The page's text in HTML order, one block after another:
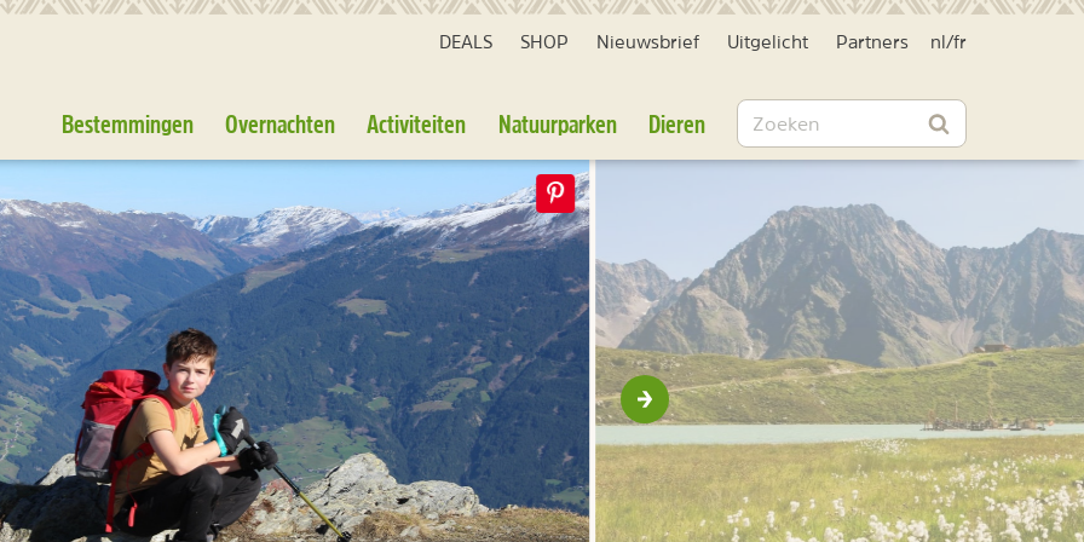
DEALS SHOP Nieuwsbrief Uitgelicht Partners nl /fr
Bestemmingen Overnachten Activiteiten Natuurparken Dieren Zoeken
Zoeken
Volgende